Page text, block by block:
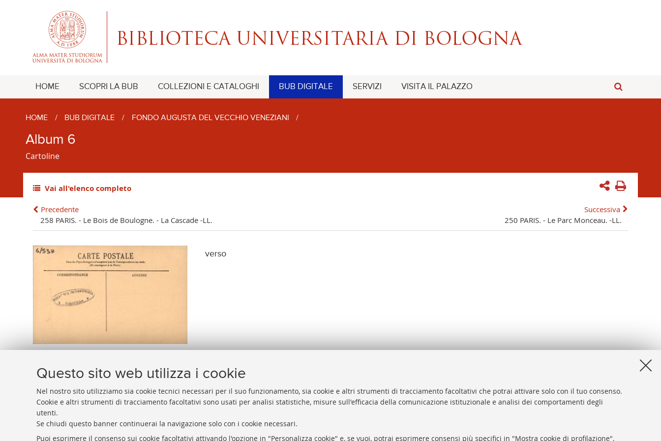
Questo sito web utilizza i cookie
Nel nostro sito utilizziamo sia cookie tecnici necessari per il suo funzionamento, sia cookie e altri strumenti di tracciamento facoltativi che potrai attivare solo con il tuo consenso.
Cookie e altri strumenti di tracciamento facoltativi sono usati per analisi statistiche, misure sull'efficacia della comunicazione istituzionale e analisi dei comportamenti degli
utenti.
Se chiudi questo banner continuerai la navigazione solo con i cookie necessari.
Puoi esprimere il consenso sui cookie facoltativi attivando l'opzione in "Personalizza cookie" e, se vuoi, potrai esprimere consensi più specifici in "Mostra cookie di profilazione".
HOME SCOPRI LA BUB COLLEZIONI E CATALOGHI BUB DIGITALE SERVIZI VISITA IL PALAZZO
HOME / BUB DIGITALE / FONDO AUGUSTA DEL VECCHIO VENEZIANI /
Album 6
Cartoline
Vai all'elenco completo
Precedente
258 PARIS. - Le Bois de Boulogne. - La Cascade -LL.
Successiva
250 PARIS. - Le Parc Monceau. -LL.
verso
BIBLIOTECA
Presidente: prof. Francesco Citti